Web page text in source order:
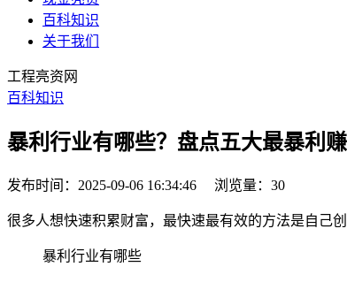
百科知识
关于我们
工程亮资网
百科知识
暴利行业有哪些？盘点五大最暴利
发布时间：2025-09-06 16:34:46 浏览量：30
很多人想快速积累财富，最快速最有效的方法是自己
暴利行业有哪些